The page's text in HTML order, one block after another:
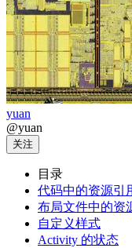
yuan
@yuan
关注
目录
代码中的资源引
布局文件中的资
自定义样式
Activity 的状态